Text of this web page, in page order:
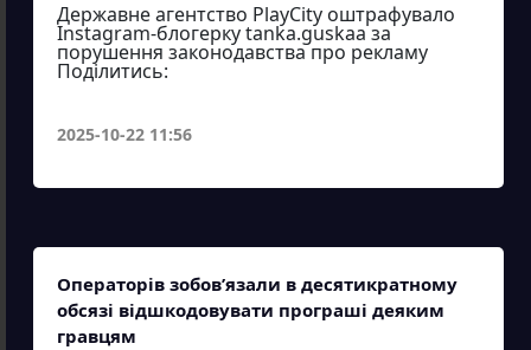
Державне агентство PlayCity оштрафувало
Instagram-блогерку tanka.guskaa за
порушення законодавства про рекламу
Поділитись:
2025-10-22 11:56
Операторів зобов’язали в десятикратному
обсязі відшкодовувати програші деяким
гравцям